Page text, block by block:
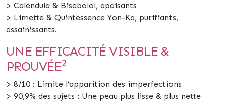
> Calendula & Bisabolol, apaisants
> Limette & Quintessence Yon-Ka, purifiants,
assainissants.
UNE EFFICACITÉ VISIBLE &
PROUVÉE2
> 8/10 : Limite l’apparition des imperfections
> 90,9% des sujets : Une peau plus lisse & plus nette